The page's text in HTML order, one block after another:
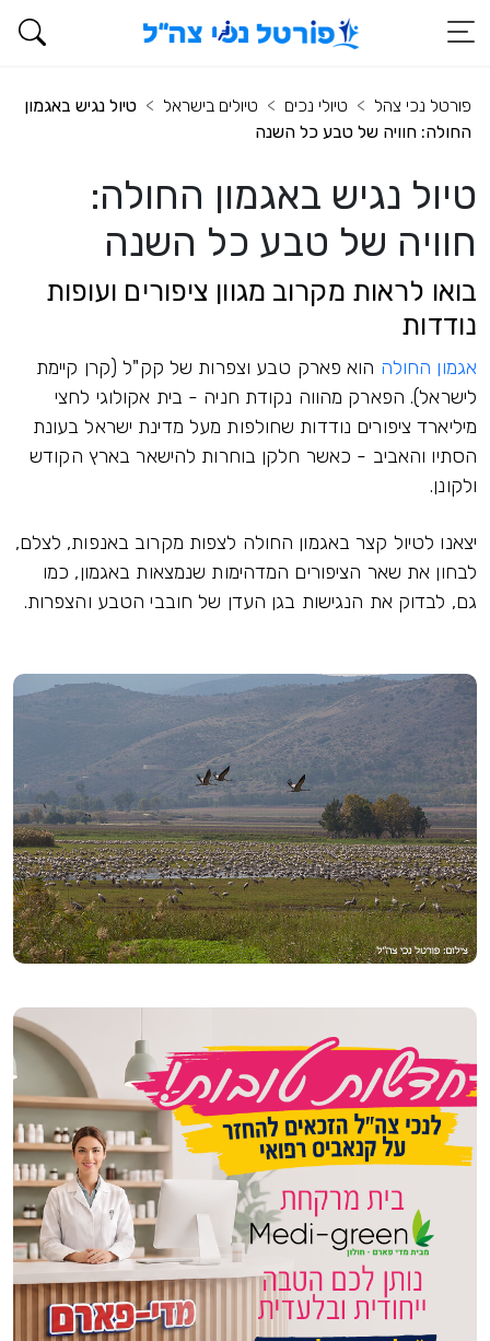
פורטל נכי צהל טיולי נכים טיולים בישראל
טיול נגיש באגמון
החולה: חוויה של טבע כל השנה
טיול נגיש באגמון החולה:
חוויה של טבע כל השנה
בואו לראות מקרוב מגוון ציפורים ועופות
נודדות
אגמון החולה הוא פארק טבע וצפרות של קק"ל (קרן קיימת
לישראל). הפארק מהווה נקודת חניה - בית אקולוגי לחצי
מיליארד ציפורים נודדות שחולפות מעל מדינת ישראל בעונת
הסתיו והאביב - כאשר חלקן בוחרות להישאר בארץ הקודש
ולקונן.
יצאנו לטיול קצר באגמון החולה לצפות מקרוב באנפות, לצלם,
לבחון את שאר הציפורים המדהימות שנמצאות באגמון, כמו
גם, לבדוק את הנגישות בגן העדן של חובבי הטבע והצפרות.